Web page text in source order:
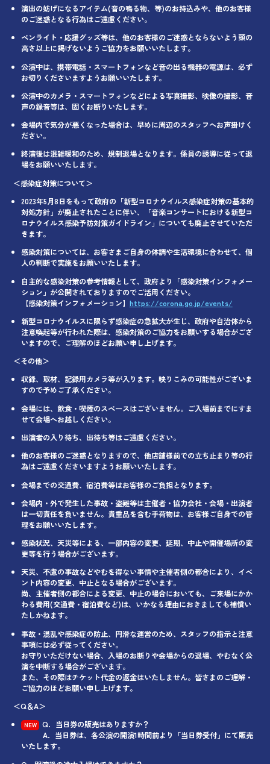
演出の妨げになるアイテム(音の鳴る物、等)のお持込みや、他のお客様
のご迷惑となる行為はご遠慮ください。
ペンライト・応援グッズ等は、他のお客様のご迷惑とならないよう頭の
高さ以上に掲げないようご協力をお願いいたします。
公演中は、携帯電話・スマートフォンなど音の出る機器の電源は、必ず
お切りくださいますようお願いいたします。
公演中のカメラ・スマートフォンなどによる写真撮影、映像の撮影、音
声の録音等は、固くお断りいたします。
会場内で気分が悪くなった場合は、早めに周辺のスタッフへお声掛けく
ださい。
終演後は混雑緩和のため、規制退場となります。係員の誘導に従って退
場をお願いいたします。
＜感染症対策について＞
2023年5月8日をもって政府の「新型コロナウイルス感染症対策の基本的
対処方針」が廃止されたことに伴い、「音楽コンサートにおける新型コ
ロナウイルス感染予防対策ガイドライン」についても廃止させていただ
きます。
感染対策については、お客さまご自身の体調や生活環境に合わせて、個
人の判断で実施をお願いいたします。
自主的な感染対策の参考情報として、政府より「感染対策インフォメー
ション」が公開されておりますのでご活用ください。
【感染対策インフォメーション】 https://corona.go.jp/events/
新型コロナウイルスに限らず感染症の急拡大が生じ、政府や自治体から
注意喚起等が行われた際は、感染対策のご協力をお願いする場合がござ
いますので、ご理解のほどお願い申し上げます。
＜その他＞
収録、取材、記録用カメラ等が入ります。映りこみの可能性がございま
すので予めご了承ください。
会場には、飲食・喫煙のスペースはございません。ご入場前までにすま
せて会場へお越しください。
出演者の入り待ち、出待ち等はご遠慮ください。
他のお客様のご迷惑となりますので、他店舗様前での立ち止まり等の行
為はご遠慮くださいますようお願いいたします。
会場までの交通費、宿泊費等はお客様のご負担となります。
会場内・外で発生した事故・盗難等は主催者・協力会社・会場・出演者
は一切責任を負いません。貴重品を含む手荷物は、お客様ご自身での管
理をお願いいたします。
感染状況、天災等による、一部内容の変更、延期、中止や開催場所の変
更等を行う場合がございます。
天災、不慮の事故などやむを得ない事情や主催者側の都合により、イベ
ント内容の変更、中止となる場合がございます。
尚、主催者側の都合による変更、中止の場合においても、ご来場にかか
わる費用(交通費・宿泊費など)は、いかなる理由におきましても補償い
たしかねます。
事故・混乱や感染症の防止、円滑な運営のため、スタッフの指示と注意
事項には必ず従ってください。
お守りいただけない場合、入場のお断りや会場からの退場、やむなく公
演を中断する場合がございます。
また、その際はチケット代金の返金はいたしません。皆さまのご理解・
ご協力のほどお願い申し上げます。
＜Q＆A＞
Q．当日券の販売はありますか？
A．当日券は、各公演の開演1時間前より「当日券受付」にて販売
いたします。